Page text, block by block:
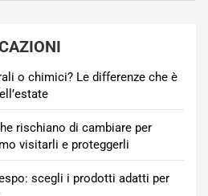
o chimici? Le differenze che è
rischiano di cambiare per
visitarli e proteggerli
scegli i prodotti adatti per